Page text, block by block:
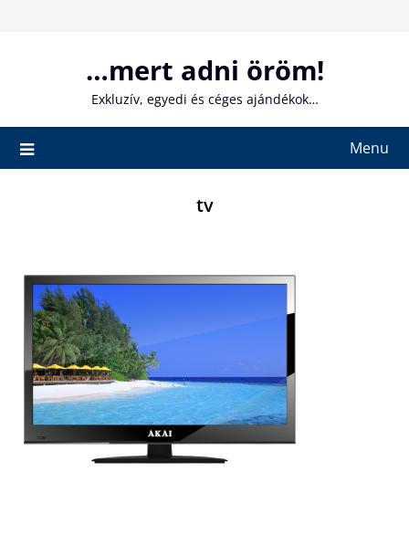
…mert adni öröm!
Exkluzív, egyedi és céges ajándékok…
Menu
tv